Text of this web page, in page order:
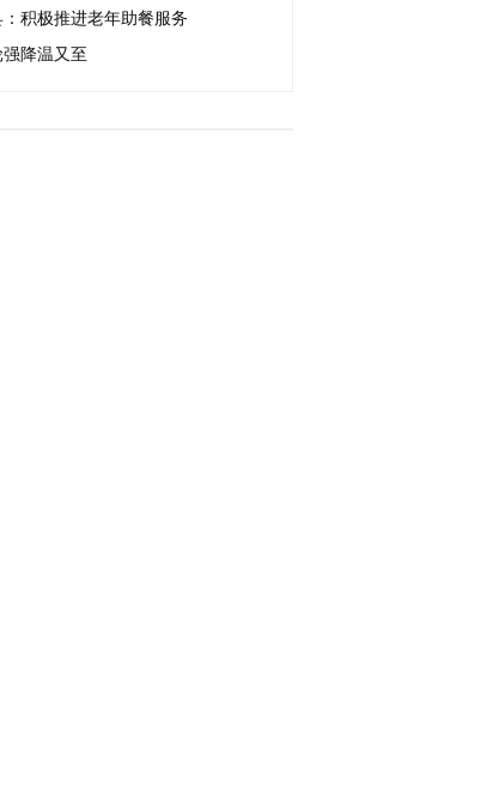
积极推进老年助餐服务
降温又至